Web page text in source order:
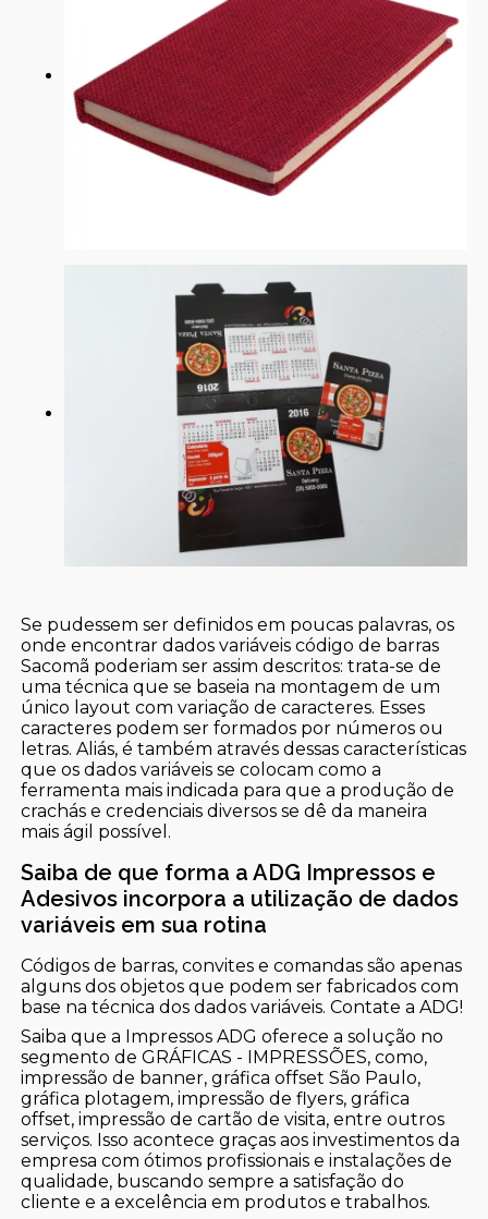
Se pudessem ser definidos em poucas palavras, os
onde encontrar dados variáveis código de barras
Sacomã poderiam ser assim descritos: trata-se de
uma técnica que se baseia na montagem de um
único layout com variação de caracteres. Esses
caracteres podem ser formados por números ou
letras. Aliás, é também através dessas características
que os dados variáveis se colocam como a
ferramenta mais indicada para que a produção de
crachás e credenciais diversos se dê da maneira
mais ágil possível.
Saiba de que forma a ADG Impressos e
Adesivos incorpora a utilização de dados
variáveis em sua rotina
Códigos de barras, convites e comandas são apenas
alguns dos objetos que podem ser fabricados com
base na técnica dos dados variáveis. Contate a ADG!
Saiba que a Impressos ADG oferece a solução no
segmento de GRÁFICAS - IMPRESSÕES, como,
impressão de banner, gráfica offset São Paulo,
gráfica plotagem, impressão de flyers, gráfica
offset, impressão de cartão de visita, entre outros
serviços. Isso acontece graças aos investimentos da
empresa com ótimos profissionais e instalações de
qualidade, buscando sempre a satisfação do
cliente e a excelência em produtos e trabalhos.